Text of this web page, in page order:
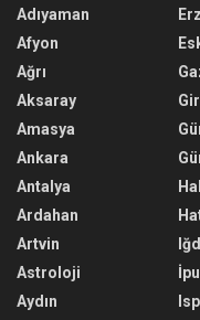
Adıyaman
Afyon
Ağrı
Aksaray
Amasya
Ankara
Antalya
Ardahan
Artvin
Astroloji
Aydın